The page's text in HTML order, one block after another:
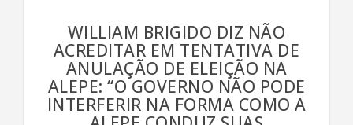
WILLIAM BRIGIDO DIZ NÃO
ACREDITAR EM TENTATIVA DE
ANULAÇÃO DE ELEIÇÃO NA
ALEPE: “O GOVERNO NÃO PODE
INTERFERIR NA FORMA COMO A